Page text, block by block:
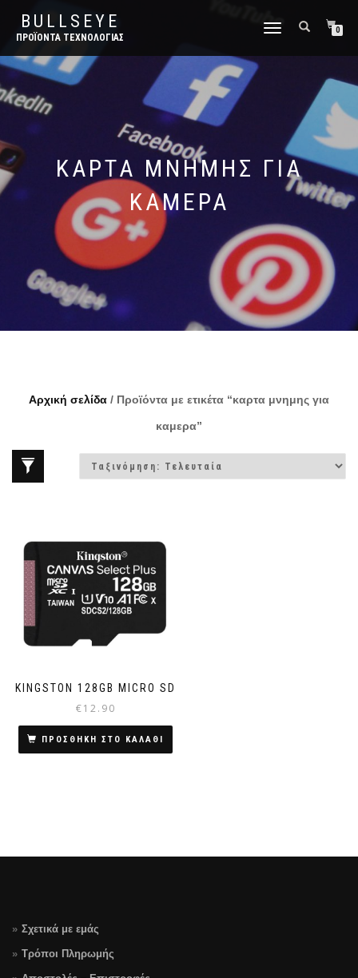
BULLSEYE
ΠΡΟΪΌΝΤΑ ΤΕΧΝΟΛΟΓΊΑΣ
ΕΝΑΛΛΑΓΉ
0
ΚΑΡΤΑ ΜΝΗΜΗΣ ΓΙΑ
ΚΑΜΕΡΑ
Αρχική σελίδα / Προϊόντα με ετικέτα “καρτα μνημης για
καμερα”
KINGSTON 128GB MICRO SD
€12.90
ΠΡΟΣΘΗΚΗ ΣΤΟ ΚΑΛΑΘΙ
Σχετικά με εμάς
Τρόποι Πληρωμής